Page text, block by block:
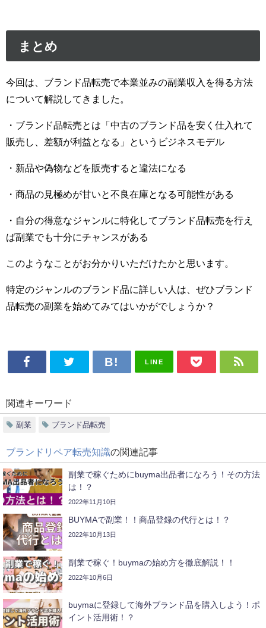
まとめ
今回は、ブランド品転売で本業並みの副業収入を得る方法
について解説してきました。
・ブランド品転売とは「中古のブランド品を安く仕入れて
販売し、差額が利益となる」というビジネスモデル
・新品や偽物などを販売すると違法になる
・商品の見極めが甘いと不良在庫となる可能性がある
・自分の得意なジャンルに特化してブランド品転売を行え
ば副業でも十分にチャンスがある
このようなことがお分かりいただけたかと思います。
特定のジャンルのブランド品に詳しい人は、ぜひブランド
品転売の副業を始めてみてはいかがでしょうか？
LINE
関連キーワード
副業 ブランド品転売
ブランドリペア転売知識の関連記事
副業で稼ぐためにbuyma出品者になろう！その方法
は！？
2022年11月10日
BUYMAで副業！！商品登録の代行とは！？
2022年10月13日
副業で稼ぐ！buymaの始め方を徹底解説！！
2022年10月6日
buymaに登録して海外ブランド品を購入しよう！ポ
イント活用術！？